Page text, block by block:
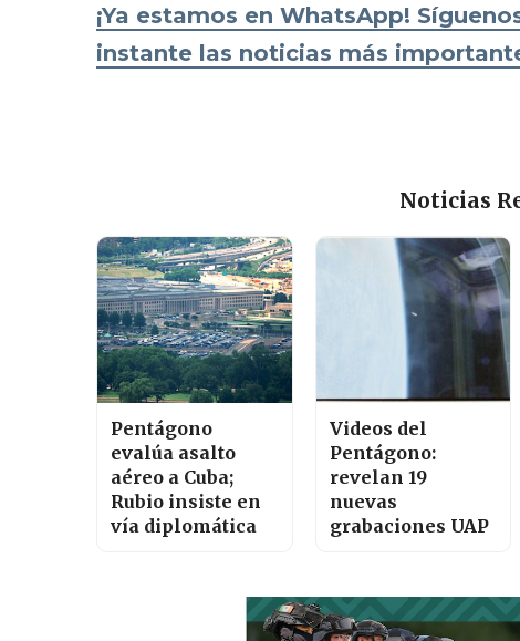
¡Ya estamos en WhatsApp!
instante las noticias más
Noticias
Pentágono
evalúa asalto
aéreo a Cuba;
Rubio insiste en
vía diplomática
Videos del
Pentágono:
revelan 19
nuevas
grabaciones UAP